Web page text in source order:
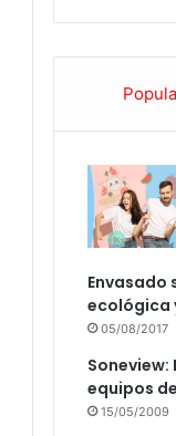
Envasado
ecológica
05/08/2017
equipos
15/05/2009